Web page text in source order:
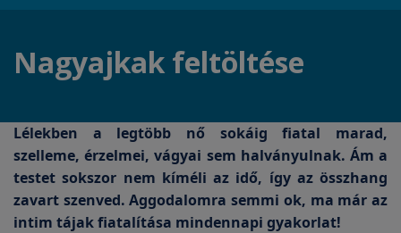
Nagyajkak feltöltése
Lélekben a legtöbb nő sokáig fiatal marad,
szelleme, érzelmei, vágyai sem halványulnak. Ám a
testet sokszor nem kíméli az idő, így az összhang
zavart szenved. Aggodalomra semmi ok, ma már az
intim tájak fiatalítása mindennapi gyakorlat!